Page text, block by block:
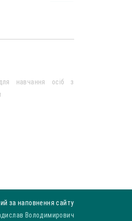
навчання осіб з
за наповнення сайту
Володимирович